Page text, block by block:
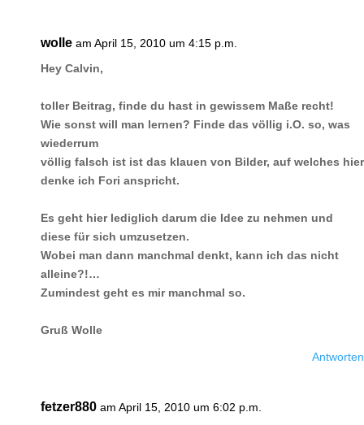
wolle am April 15, 2010 um 4:15 p.m.
Hey Calvin,
toller Beitrag, finde du hast in gewissem Maße recht!
Wie sonst will man lernen? Finde das völlig i.O. so, was
wiederrum
völlig falsch ist ist das klauen von Bilder, auf welches hier
denke ich Fori anspricht.
Es geht hier lediglich darum die Idee zu nehmen und
diese für sich umzusetzen.
Wobei man dann manchmal denkt, kann ich das nicht
alleine?!…
Zumindest geht es mir manchmal so.
Gruß Wolle
Antworten
fetzer880 am April 15, 2010 um 6:02 p.m.